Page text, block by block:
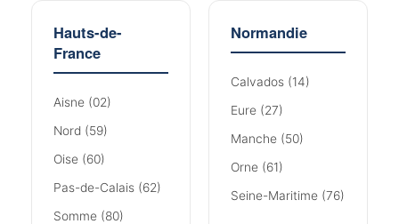
Hauts-de-
France
Aisne (02)
Nord (59)
Oise (60)
Pas-de-Calais (62)
Somme (80)
Normandie
Calvados (14)
Eure (27)
Manche (50)
Orne (61)
Seine-Maritime (76)